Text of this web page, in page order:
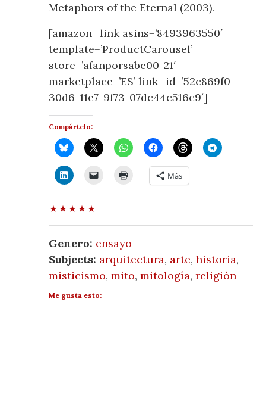
Metaphors of the Eternal (2003).
[amazon_link asins=’8493963550′
template=’ProductCarousel’
store=’afanporsabe00-21′
marketplace=’ES’ link_id=’52c869f0-
30d6-11e7-9f73-07dc44c516c9′]
Compártelo:
Más
Genero: ensayo
Subjects: arquitectura, arte,historia,
misticismo,mito,mitología,religión
Me gusta esto: